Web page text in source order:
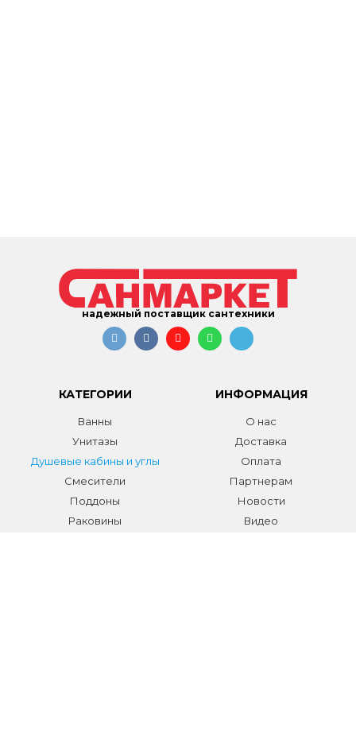
надежный поставщик сантехники
КАТЕГОРИИ
Ванны
Унитазы
Душевые кабины и углы
Смесители
Поддоны
Раковины
ИНФОРМАЦИЯ
О нас
Доставка
Оплата
Партнерам
Новости
Видео